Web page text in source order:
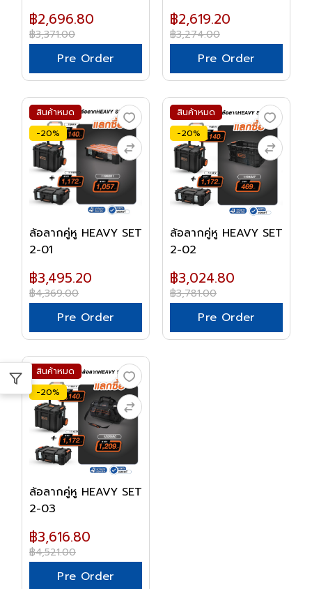
฿2,696.80
฿3,371.00
Pre Order
฿2,619.20
฿3,274.00
Pre Order
สินค้าหมด
-20%
ล้อลากคู่หู HEAVY SET
2-01
฿3,495.20
฿4,369.00
Pre Order
สินค้าหมด
-20%
ล้อลากคู่หู HEAVY SET
2-02
฿3,024.80
฿3,781.00
Pre Order
สินค้าหมด
-20%
ล้อลากคู่หู HEAVY SET
2-03
฿3,616.80
฿4,521.00
Pre Order